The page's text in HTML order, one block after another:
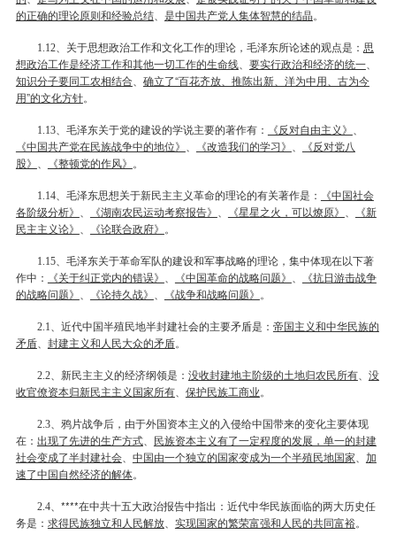
的正确的理论原则和经验总结、 是中国共产党人集体智慧的结晶。
1.12、关于思想政治工作和文化工作的理论，毛泽东所论述的观点是： 思
想政治工作是经济工作和其他一切工作的生命线、 要实行政治和经济的统一、
知识分子要同工农相结合
确立了“百花齐放、推陈出新、洋为中用、古为今
用”的文化方针。
1.13、毛泽东关于党的建设的学说主要的著作有： 《反对自由主义》
《中国共产党在民族战争中的地位》
《改造我们的学习》
《反对党八
股》
《整顿党的作风》 。
1.14、毛泽东思想关于新民主主义革命的理论的有关著作是：
《中国社会
各阶级分析》
《湖南农民运动考察报告》 《星星之火，可以燎原》
《新
民主主义论》
《论联合政府》 。
1.15、毛泽东关于革命军队的建设和军事战略的理论，集中体现在以下著
作中：
《关于纠正党内的错误》 《中国革命的战略问题》
《抗日游击战争
的战略问题》
《论持久战》 《战争和战略问题》 。
2.1 、近代中国半殖民地半封建社会的主要矛盾是： 帝国主义和中华民族的
矛盾、 封建主义和人民大众的矛盾。
2.2、新民主主义的经济纲领是： 没收封建地主阶级的土地归农民所有、 没
收官僚资本归新民主主义国家所有、 保护民族工商业。
2.3、鸦片战争后，由于外国资本主义的入侵给中国带来的变化主要体现
在： 出现了先进的生产方式、 民族资本主义有了一定程度的发展，单一的封建
社会变成了半封建社会、 中国由一个独立的国家变成为一个半殖民地国家
加
速了中国自然经济的解体。
2.4、****在中共十五大政治报告中指出：近代中华民族面临的两大历史任
务是： 求得民族独立和人民解放、 实现国家的繁荣富强和人民的共同富裕。